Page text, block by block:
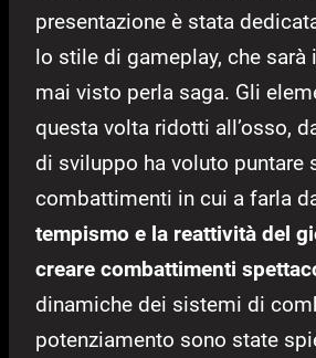
presentazione è stata
lo stile di gameplay, che sarà
mai visto perla saga. Gli
questa volta ridotti all’osso,
di sviluppo ha voluto puntare
combattimenti in cui a farla
tempismo e la reattività del
creare combattimenti
dinamiche dei sistemi di
potenziamento sono state